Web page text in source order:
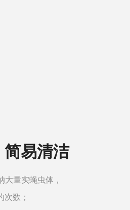
易清洁
大量实蝇虫体，
数；